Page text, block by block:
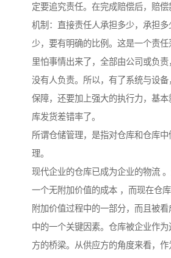
定要追究责任。在完成赔偿后，赔
机制：直接责任人承担多少，承担
少，要有明确的比例。这是一个责
里怕事情出来了，全部由公司或负
没有人负责。所以，有了系统与设
保障，还要加上强大的执行力，基
库发货差错率了。
所谓仓储管理，是指对仓库和仓库
理。
现代企业的仓库已成为企业的物流
一个无附加价值的成本 ，而现在仓
附加价值过程中的一部分，而且被
中的一个关键因素。仓库被企业作
方的桥梁。从供应方的角度来看，